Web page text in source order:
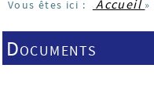
Vous êtes ici : Accueil »
Documents